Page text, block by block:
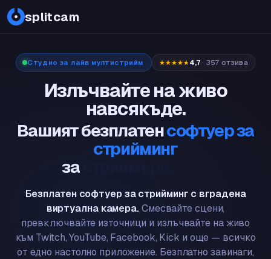
PDF splitcam
Студио за лайв мултистрийм 4,7 · 357 отзива
Излъчвайте на живо
навсякъде.
Вашият безплатенсофтуер за
стрийминг
за
Безплатен софтуер за стрийминг с вградена
виртуална камера.Смесвайте сцени,
превключвайте източници и излъчвайте на живо
към Twitch, YouTube, Facebook, Kick и още — всичко
от едно настолно приложение. Безплатно завинаги,